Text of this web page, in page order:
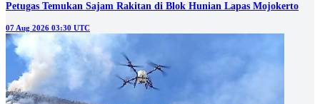
Petugas Temukan Sajam Rakitan di Blok Hunian Lapas Mojokerto
07 Aug 2026 03:30 UTC